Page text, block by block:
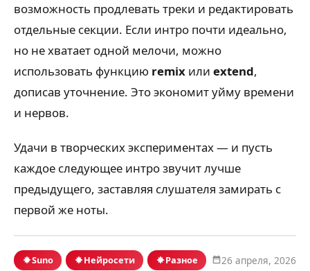
возможность продлевать треки и редактировать
отдельные секции. Если интро почти идеально,
но не хватает одной мелочи, можно
использовать функцию remix или extend,
дописав уточнение. Это экономит уйму времени
и нервов.
Удачи в творческих экспериментах — и пусть
каждое следующее интро звучит лучше
предыдущего, заставляя слушателя замирать с
первой же ноты.
Suno Нейросети Разное 26 апреля, 2026